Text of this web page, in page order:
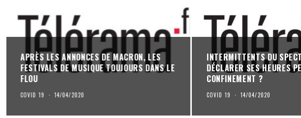
APRÈS LES ANNONCES DE MACRON, LES
FESTIVALS DE MUSIQUE TOUJOURS DANS LE
FLOU
COVID 19 · 14/04/2020
INTERMITTENTS DU
DÉCLARER SES HEURES
CONFINEMENT ?
COVID 19 · 14/04/2020